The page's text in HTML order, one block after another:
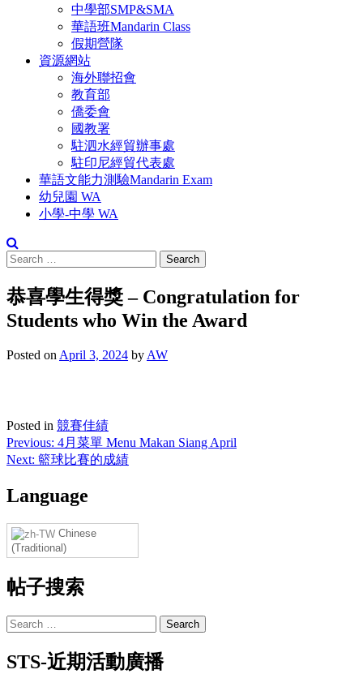
中學部SMP&SMA
華語班Mandarin Class
假期營隊
資源網站
海外聯招會
教育部
僑委會
國教署
駐泗水經貿辦事處
駐印尼經貿代表處
華語文能力測驗Mandarin Exam
幼兒園 WA
小學-中學 WA
Search
for:
恭喜學生得獎 – Congratulation for
Students who Win the Award
Posted on April 3, 2024 by AW
Posted in 競賽佳績
Post
navigation
Previous: 4月菜單 Menu Makan Siang April
Next: 籃球比賽的成績
Language
Chinese
(Traditional)
帖子搜索
Search
for:
STS-近期活動廣播